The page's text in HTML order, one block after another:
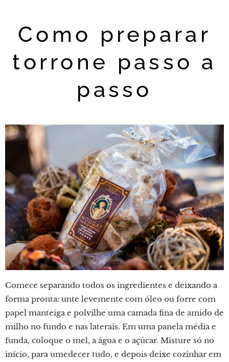
Como preparar
torrone passo a
passo
Comece separando todos os ingredientes e deixando a
forma pronta: unte levemente com óleo ou forre com
papel manteiga e polvilhe uma camada fina de amido de
milho no fundo e nas laterais. Em uma panela média e
funda, coloque o mel, a água e o açúcar. Misture só no
início, para umedecer tudo, e depois deixe cozinhar em